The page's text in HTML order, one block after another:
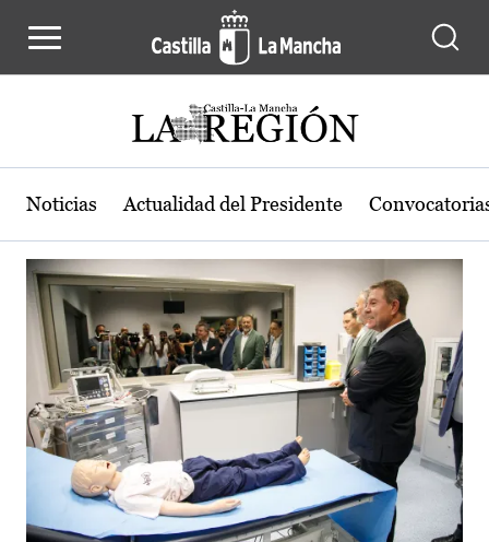
Actualidad de la región de Castilla-
Noticias Actualidad del Presidente